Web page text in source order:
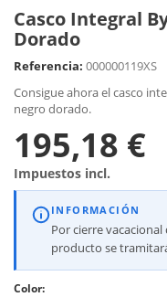
Casco Integral
Dorado
Referencia: 000000119XS
Consigue ahora el casco
negro dorado.
195,18 €
Impuestos incl.
INFORMACIÓN
Por cierre
producto se
Color: